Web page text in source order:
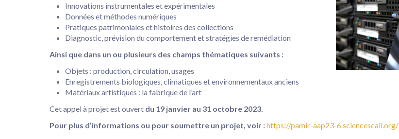
Innovations instrumentales et expérimentales
Données et méthodes numériques
Pratiques patrimoniales et histoires des collections
Diagnostic, prévision du comportement et stratégies de remédiation
Ainsi que dans un ou plusieurs des champs thématiques suivants :
Objets : production, circulation, usages
Enregistrements biologiques, climatiques et environnementaux anciens
Matériaux artistiques : la fabrique de l’art
Cet appel à projet est ouvert du 19 janvier au 31 octobre 2023.
Pour plus d’informations ou pour soumettre un projet, voir :https://pamir-aap23-6.sciencescall.org/